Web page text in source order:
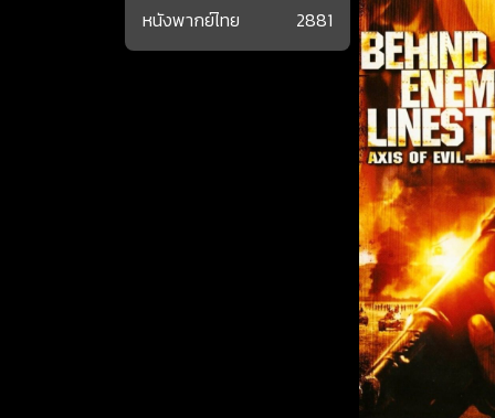
หนังพากย์ไทย
2881